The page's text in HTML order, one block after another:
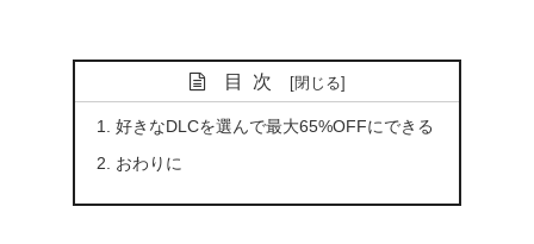
目次
好きなDLCを選んで最大65%OFFにできる
おわりに